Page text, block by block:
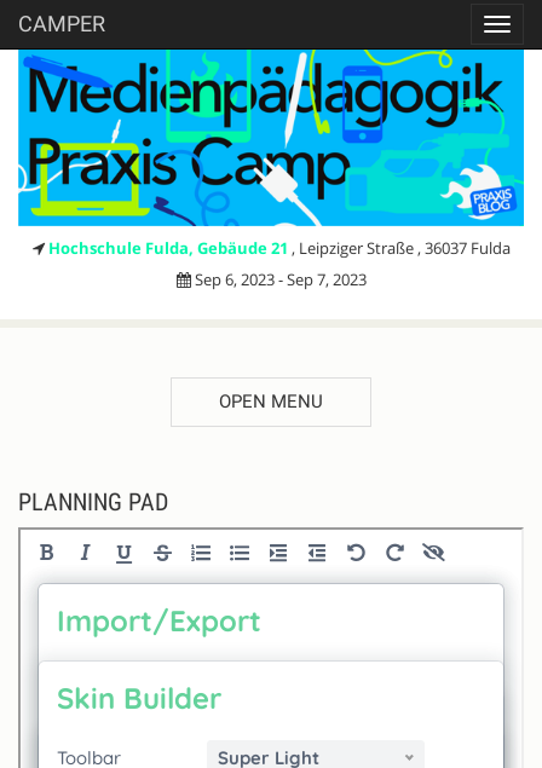
CAMPER
Hochschule Fulda, Gebäude 21 , Leipziger Straße , 36037 Fulda
Sep 6, 2023 - Sep 7, 2023
OPEN MENU
PLANNING PAD